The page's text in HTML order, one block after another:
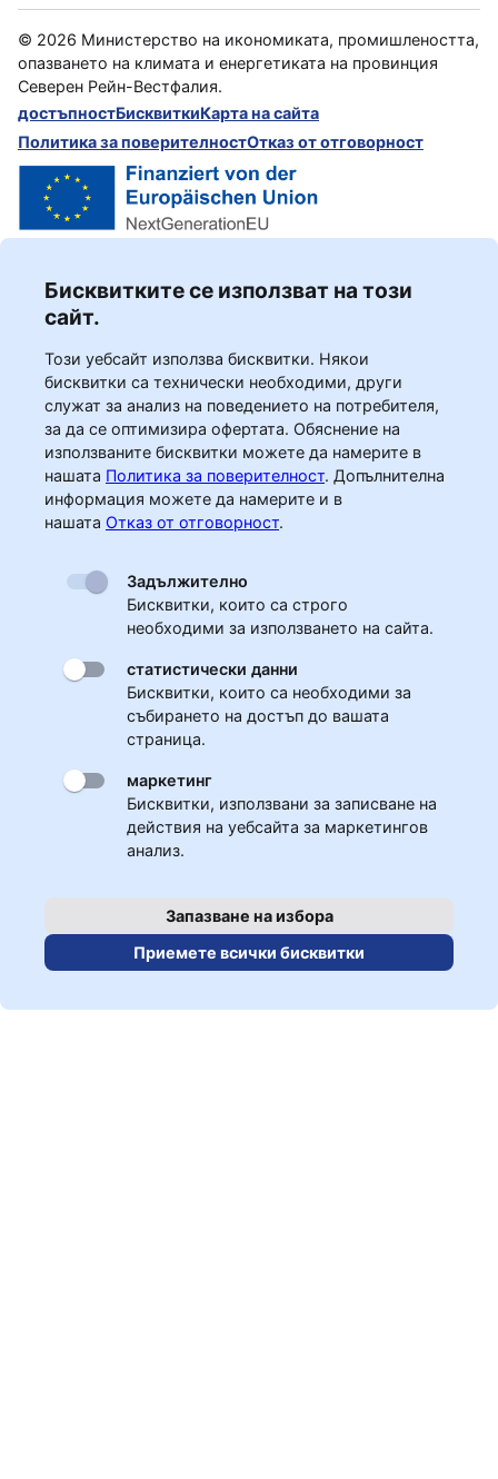
© 2026 Министерство на икономиката, промишлеността,
опазването на климата и енергетиката на провинция
Северен Рейн-Вестфалия.
достъпностБисквиткиКарта на сайта
Политика за поверителностОтказ от отговорност
Бисквитките се използват на този
сайт.
Този уебсайт използва бисквитки. Някои
бисквитки са технически необходими, други
служат за анализ на поведението на потребителя,
за да се оптимизира офертата. Обяснение на
използваните бисквитки можете да намерите в
нашата Политика за поверителност. Допълнителна
информация можете да намерите и в
нашата Отказ от отговорност.
Задължително
Бисквитки, които са строго
необходими за използването на сайта.
статистически данни
Бисквитки, които са необходими за
събирането на достъп до вашата
страница.
маркетинг
Бисквитки, използвани за записване на
действия на уебсайта за маркетингов
анализ.
Запазване на избора
Приемете всички бисквитки